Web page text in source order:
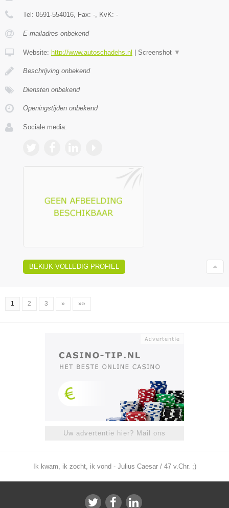
Tel: 0591-554016 , Fax: - , KvK: -
E-mailadres onbekend
Website: http://www.autoschadehs.nl Screenshot ▼
Beschrijving onbekend
Diensten onbekend
Openingstijden onbekend
Sociale media:
BEKIJK VOLLEDIG PROFIEL
1 2 3 » »»
Uw advertentie hier? Mail ons
Ik kwam, ik zocht, ik vond - Julius Caesar / 47 v.Chr. ;)